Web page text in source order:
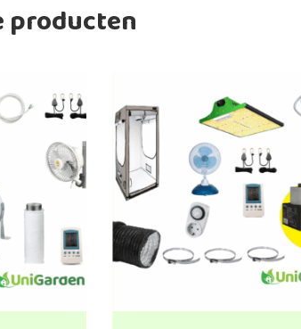
producten